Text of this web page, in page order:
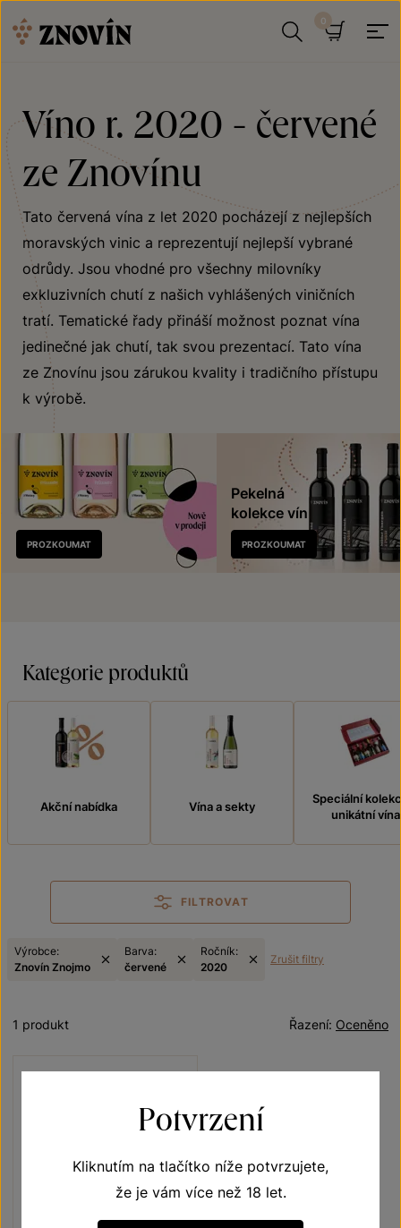
Víno r. 2020 - červené
ze Znovínu
Tato červená vína z let 2020 pocházejí z nejlepších
moravských vinic a reprezentují nejlepší vybrané
odrůdy. Jsou vhodné pro všechny milovníky
exkluzivních chutí z našich vyhlášených viničních
tratí. Tematické řady přináší možnost poznat vína
jedinečné jak chutí, tak svou prezentací. Tato vína
ze Znovínu jsou zárukou kvality i tradičního přístupu
k výrobě.
Nově
v prodeji
PROZKOUMAT
Pekelná
kolekce vín
PROZKOUMAT
Kategorie produktů
Akční nabídka Vína a sekty
Speciální
unikátní vína
FILTROVAT
Výrobce:
Znovín Znojmo
Barva:
červené
Ročník:
2020
Zrušit filtry
Oceněno
Řazení:
1 produkt
Potvrzení
Kliknutím na tlačítko níže potvrzujete,
že je vám více než 18 let.